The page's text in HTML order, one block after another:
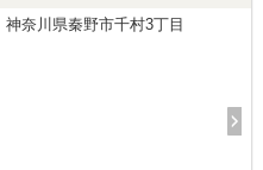
神奈川県秦野市千村3丁目